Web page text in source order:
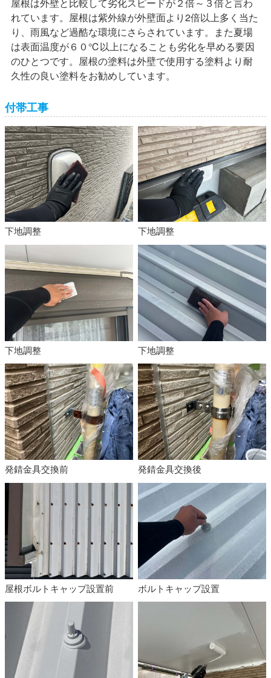
屋根は外壁と比較して劣化スピードが２倍～３倍と言わ
れています。屋根は紫外線が外壁面より2倍以上多く当た
り、雨風など過酷な環境にさらされています。また夏場
は表面温度が６０℃以上になることも劣化を早める要因
のひとつです。屋根の塗料は外壁で使用する塗料より耐
久性の良い塗料をお勧めしています。
付帯工事
下地調整 下地調整
下地調整 下地調整
発錆金具交換前 発錆金具交換後
屋根ボルトキャップ設置前 ボルトキャップ設置